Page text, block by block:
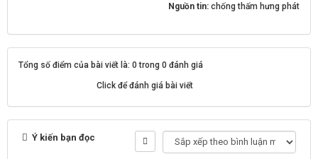
Nguồn tin: chống thấm hưng phát
Tổng số điểm của bài viết là: 0 trong 0 đánh giá
Click để đánh giá bài viết
Ý kiến bạn đọc